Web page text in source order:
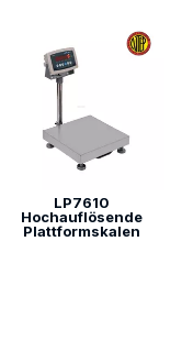
LP7610
Hochauflösende
Plattformskalen